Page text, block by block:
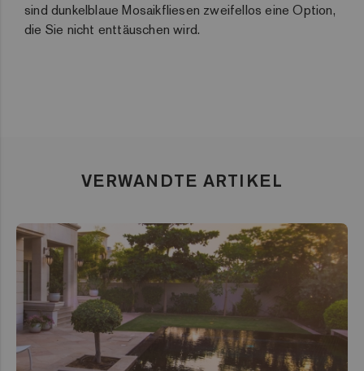
sind dunkelblaue Mosaikfliesen zweifellos eine Option,
die Sie nicht enttäuschen wird.
VERWANDTE ARTIKEL